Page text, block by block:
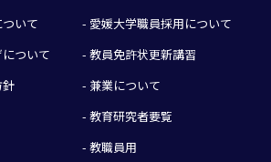
いて
ついて
- 愛媛大学職員採用について
- 教員免許状更新講習
- 兼業について
- 教育研究者要覧
- 教職員用